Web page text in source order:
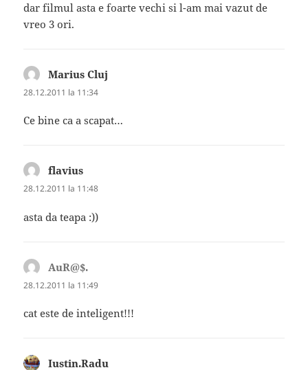
dar filmul asta e foarte vechi si l-am mai vazut de
vreo 3 ori.
Marius Cluj
28.12.2011 la 11:34
Ce bine ca a scapat…
flavius
28.12.2011 la 11:48
asta da teapa :))
AuR@$.
28.12.2011 la 11:49
cat este de inteligent!!!
Iustin.Radu